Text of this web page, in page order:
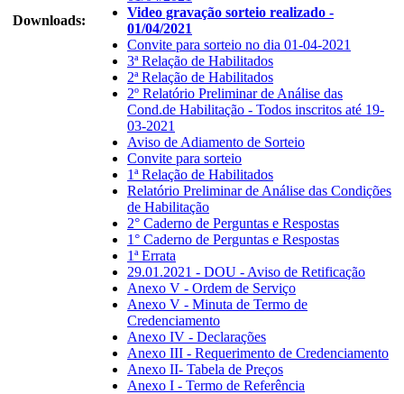
Downloads:
Video gravação sorteio realizado -
01/04/2021
Convite para sorteio no dia 01-04-2021
3ª Relação de Habilitados
2ª Relação de Habilitados
2º Relatório Preliminar de Análise das
Cond.de Habilitação - Todos inscritos até 19-
03-2021
Aviso de Adiamento de Sorteio
Convite para sorteio
1ª Relação de Habilitados
Relatório Preliminar de Análise das Condições
de Habilitação
2° Caderno de Perguntas e Respostas
1° Caderno de Perguntas e Respostas
1ª Errata
29.01.2021 - DOU - Aviso de Retificação
Anexo V - Ordem de Serviço
Anexo V - Minuta de Termo de
Credenciamento
Anexo IV - Declarações
Anexo III - Requerimento de Credenciamento
Anexo II- Tabela de Preços
Anexo I - Termo de Referência